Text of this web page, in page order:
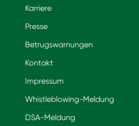
Karriere
Presse
Betrugswarnungen
Kontakt
Impressum
Whistleblowing-Meldung
DSA-Meldung